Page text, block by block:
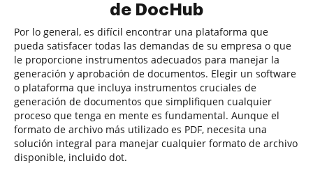
de DocHub
Por lo general, es difícil encontrar una plataforma que
pueda satisfacer todas las demandas de su empresa o que
le proporcione instrumentos adecuados para manejar la
generación y aprobación de documentos. Elegir un software
o plataforma que incluya instrumentos cruciales de
generación de documentos que simplifiquen cualquier
proceso que tenga en mente es fundamental. Aunque el
formato de archivo más utilizado es PDF, necesita una
solución integral para manejar cualquier formato de archivo
disponible, incluido dot.